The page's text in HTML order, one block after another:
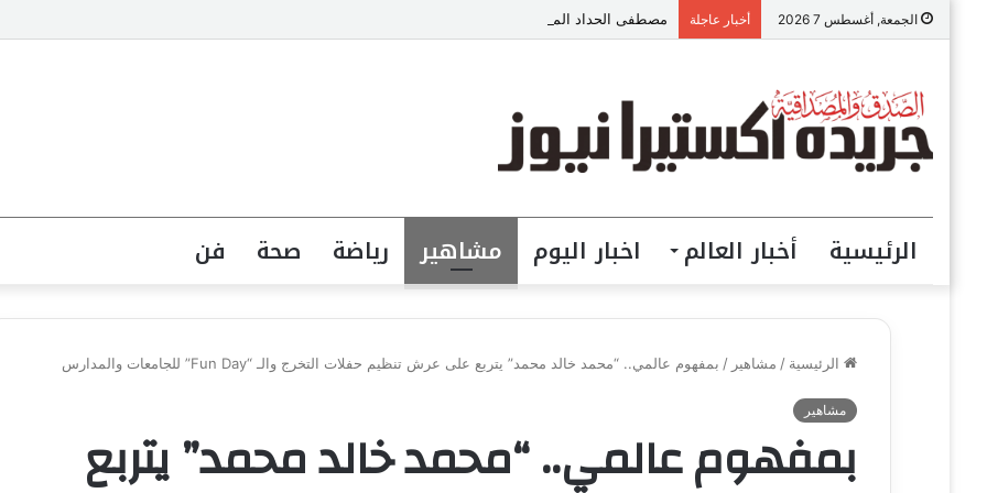
الجمعة, أغسطس 7 2026 أخبار عاجلة مصطفى الحداد المحامى: المواجهة القانونية لخطاب الكراهية تبدأ بتشريع واضح ووعي مجتمعي
الرئيسية أخبار العالم اخبار اليوم مشاهير رياضة صحة فن
الرئيسية / مشاهير / بمفهوم عالمي.. “محمد خالد محمد” يتربع على عرش تنظيم حفلات التخرج والـ “Fun Day” للجامعات والمدارس
مشاهير
بمفهوم عالمي.. “محمد خالد محمد” يتربع